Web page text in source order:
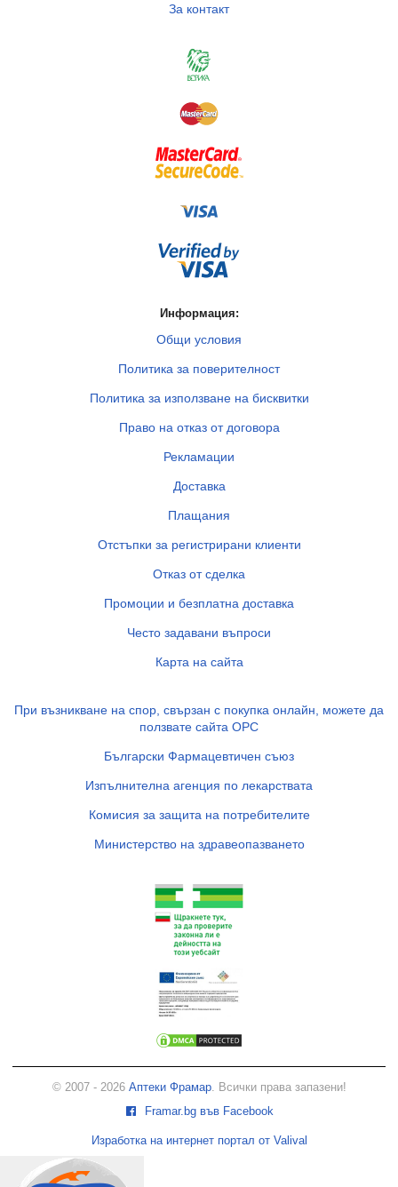
За контакт
Информация:
Общи условия
Политика за поверителност
Политика за използване на бисквитки
Право на отказ от договора
Рекламации
Доставка
Плащания
Отстъпки за регистрирани клиенти
Отказ от сделка
Промоции и безплатна доставка
Често задавани въпроси
Карта на сайта
При възникване на спор, свързан с покупка онлайн, можете да
ползвате сайта ОРС
Български Фармацевтичен съюз
Изпълнителна агенция по лекарствата
Комисия за защита на потребителите
Министерство на здравеопазването
© 2007 - 2026 Аптеки Фрамар. Всички права запазени!
Framar.bg във Facebook
Изработка на интернет портал от Valival